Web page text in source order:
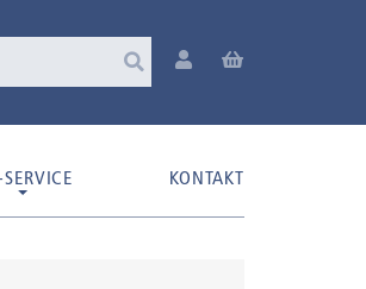
SERVICE KONTAKT